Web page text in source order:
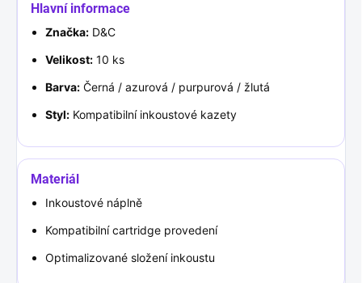
Hlavní informace
Značka: D&C
Velikost: 10 ks
Barva: Černá / azurová / purpurová / žlutá
Styl: Kompatibilní inkoustové kazety
Materiál
Inkoustové náplně
Kompatibilní cartridge provedení
Optimalizované složení inkoustu